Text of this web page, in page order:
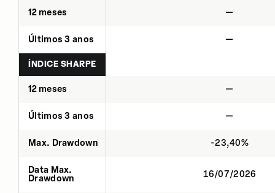
12 meses —
Últimos 3 anos —
ÍNDICE SHARPE
12 meses —
Últimos 3 anos —
Max. Drawdown -23,40%
Data Max.
Drawdown
16/07/2026